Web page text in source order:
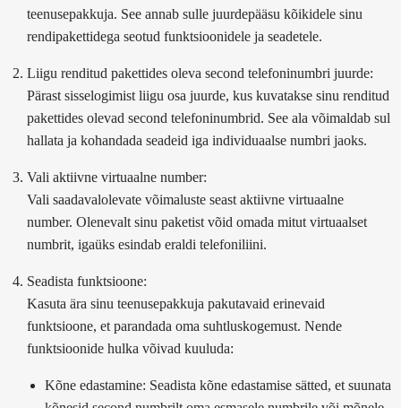
teenusepakkuja. See annab sulle juurdepääsu kõikidele sinu
rendipakettidega seotud funktsioonidele ja seadetele.
Liigu renditud pakettides oleva second telefoninumbri juurde:
Pärast sisselogimist liigu osa juurde, kus kuvatakse sinu renditud
pakettides olevad second telefoninumbrid. See ala võimaldab sul
hallata ja kohandada seadeid iga individuaalse numbri jaoks.
Vali aktiivne virtuaalne number:
Vali saadavalolevate võimaluste seast aktiivne virtuaalne
number. Olenevalt sinu paketist võid omada mitut virtuaalset
numbrit, igaüks esindab eraldi telefoniliini.
Seadista funktsioone:
Kasuta ära sinu teenusepakkuja pakutavaid erinevaid
funktsioone, et parandada oma suhtluskogemust. Nende
funktsioonide hulka võivad kuuluda:
Kõne edastamine: Seadista kõne edastamise sätted, et suunata